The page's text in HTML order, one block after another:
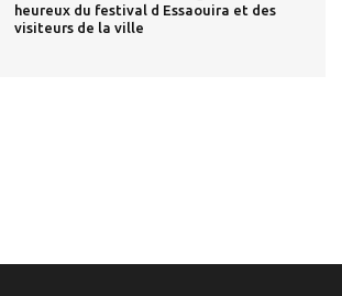
heureux du festival d Essaouira et des
visiteurs de la ville